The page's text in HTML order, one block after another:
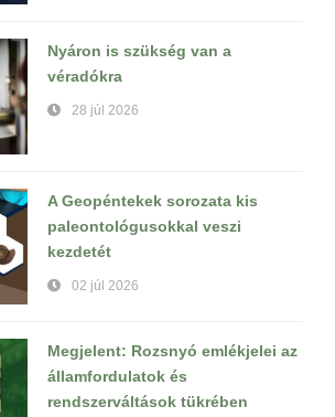
Nyáron is szükség van a
véradókra
28 júl 2026
A Geopéntekek sorozata kis
paleontológusokkal veszi
kezdetét
02 júl 2026
Megjelent: Rozsnyó emlékjelei az
államfordulatok és
rendszerváltások tükrében